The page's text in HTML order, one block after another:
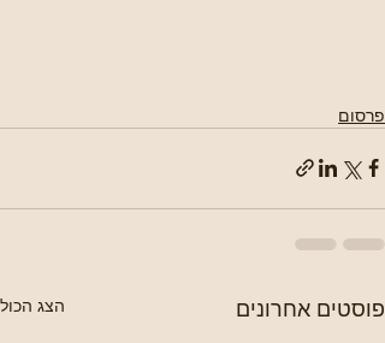
פרסום
פוסטים אחרונים הצג הכול